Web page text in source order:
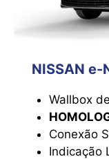
NISSAN
Wallbox
Conexão
Indicação